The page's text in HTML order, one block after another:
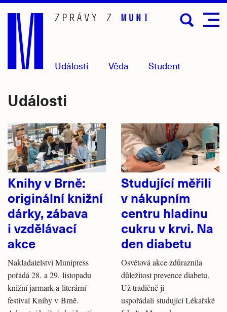
Přejít
hlavní
obsah
Události Věda Student
Události
Knihy v Brně:
originální knižní
dárky, zábava
i vzdělávací
akce
Nakladatelství Munipress
pořádá 28. a 29. listopadu
knižní jarmark a literární
festival Knihy v Brně.
Studující měřili
v nákupním
centru hladinu
cukru v krvi. Na
den diabetu
Osvětová akce zdůraznila
důležitost prevence diabetu.
Už tradičně ji
uspořádali studující Lékařské